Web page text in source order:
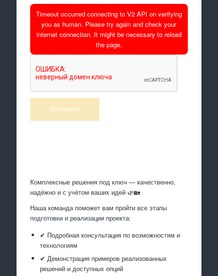
Timeout occurred connecting to V2 API on verifying
you as human. Please try again and check your
internet connection. It might be necessary to reload
the page.
Комплексные решения под ключ — качественно,
надёжно и с учётом ваших идей 🌿🏡
Наша команда поможет вам пройти все этапы
подготовки и реализации проекта:
✔ Подробная консультация по возможностям и
технологиям
✔ Демонстрация примеров реализованных
решений и доступных опций